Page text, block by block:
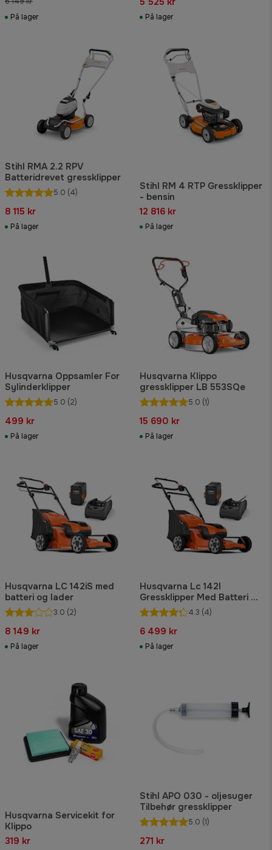
På lager
På lager
Stihl RMA 2.2 RPV
Batteridrevet gressklipper
5.0 (4)
8 115 kr
På lager
Stihl RM 4 RTP Gressklipper
- bensin
12 816 kr
På lager
Husqvarna Oppsamler For
Sylinderklipper
5.0 (2)
499 kr
På lager
Husqvarna Klippo
gressklipper LB 553SQe
5.0 (1)
15 690 kr
På lager
Husqvarna LC 142iS med
batteri og lader
3.0 (2)
8 149 kr
På lager
Husqvarna Lc 142I
Gressklipper Med Batteri Og
Lader
4.3 (4)
6 499 kr
På lager
Husqvarna Servicekit for
Klippo
319 kr
Stihl APO 030 - oljesuger
Tilbehør gressklipper
5.0 (1)
271 kr